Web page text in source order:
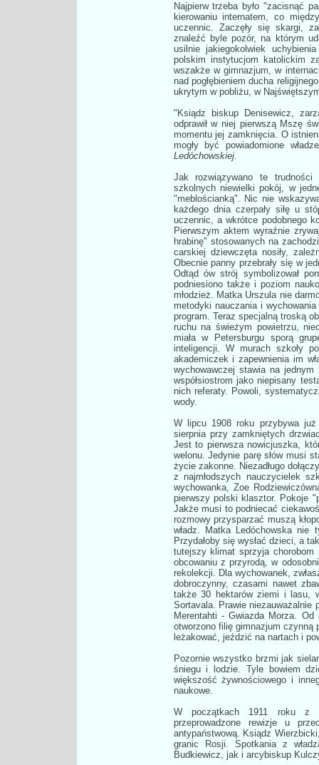
Najpierw trzeba było "zacisnąć
kierowaniu internatem, co
uczennic. Zaczęły się skargi,
znaleźć byle pozór, na którym
usilnie jakiegokolwiek
polskim instytucjom katolickim
wszakże w gimnazjum, w
nad pogłębieniem ducha
ukrytym w pobliżu, w
"Ksiądz biskup Denisewicz,
odprawił w niej pierwszą Mszę
momentu jej zamknięcia. O
mogły być powiadomione
Ledóchowskiej.
Jak rozwiązywano te trudności
szkolnych niewielki pokój, w
"meblościanką". Nic nie
każdego dnia czerpały siłę u
uczennic, a wkrótce podobnego
Pierwszym aktem wyraźnie
hrabinę" stosowanych na
carskiej dziewczęta nosiły,
Obecnie panny przebrały się w
Odtąd ów strój symbolizował
podniesiono także i poziom
młodzież. Matka Urszula nie
metodyki nauczania i
program. Teraz specjalną troską
ruchu na świeżym powietrzu,
miała w Petersburgu sporą
inteligencji. W murach szkoły
akademiczek i zapewnienia im
wychowawczej stawia na
współsiostrom jako niepisany
nich referaty. Powoli,
wody.
W lipcu 1908 roku przybywa już
sierpnia przy zamkniętych
Jest to pierwsza nowicjuszka,
welonu. Jedynie parę słów musi
życie zakonne. Niezadługo
z najmłodszych nauczycielek
wychowanka, Zoe
pierwszy polski klasztor. Pokoje
Jakże musi to podniecać
rozmowy przysparzać muszą
władz. Matka Ledóchowska
Przydałoby się wysłać dzieci, a
tutejszy klimat sprzyja chorobom
obcowaniu z przyrodą, w
rekolekcji. Dla wychowanek,
dobroczynny, czasami nawet
także 30 hektarów ziemi i lasu,
Sortavala. Prawie niezauważalnie
Merentahti - Gwiazda Morza.
otworzono filię gimnazjum czynną
leżakować, jeździć na nartach i
Pozornie wszystko brzmi jak
śniegu i lodzie. Tyle bowiem
większość żywnościowego i
naukowe.
W początkach 1911 roku z
przeprowadzone rewizje u
antypaństwową. Ksiądz
granic Rosji. Spotkania z
Budkiewicz, jak i arcybiskup